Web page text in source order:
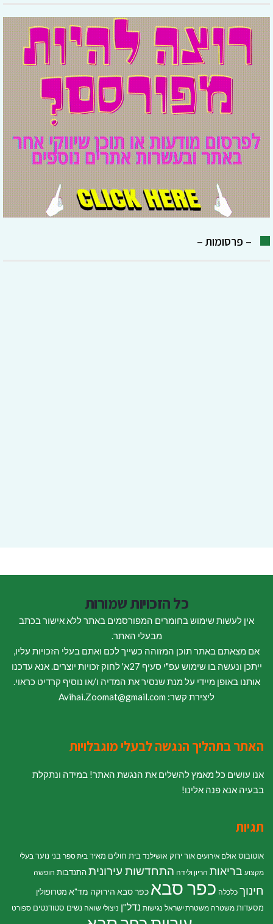
– פרסומות –
כל הזכויות שמורות
אין לעשות שימוש בחומרים המפורסמים באתר ללא אישור בכתב
מבעלי האתר.
אם מצאתם באתר תוכן המזוהה כשייך לכם ואתם בעלי הזכויות עליו,
ייתכן ונעשה בו שימוש עפ"י סעיף 27א' לחוק זכויות יוצרים. אנא עדכנו
אותנו באופן מיידי על מנת שנסיר את המדיה ו/או נוסיף קרדיט כראוי.
ליצירת קשר: Avihai.Zoomat@gmail.com
האתר בתהליך הנגשה לבעלי מוגבלויות
אנו עושים כל מאמץ להשלים את הנגשת האתר! במידה ונתקלת
בבעיה אנא פנה אלינו!
תגיות
אוטובוס אולם אירועים אור ירוק אושילנד בית חולים מאיר בית ספר בני נוער בעלי
מקצוע בריאות הריון ולידה התחדשות עירוניתהתנדבות חופשה
חינוך כלכלה כפר סבא כפר סבא הירוקה מד"א מטרופולין
מסעדות משטרה משטרת ישראל נגישות נדל"ן ניצולי שואה נשים סטודנטים ספורט